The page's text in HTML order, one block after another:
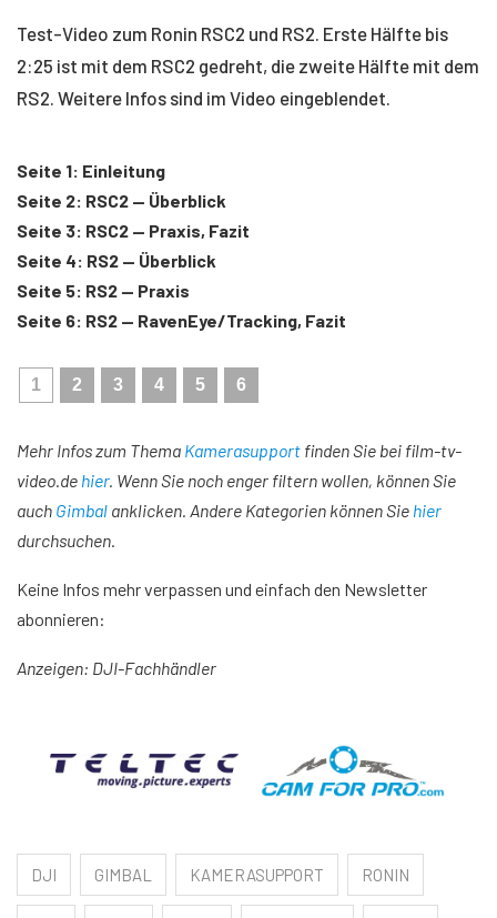
Test-Video zum Ronin RSC2 und RS2. Erste Hälfte bis
2:25 ist mit dem RSC2 gedreht, die zweite Hälfte mit dem
RS2. Weitere Infos sind im Video eingeblendet.
Seite 1: Einleitung
Seite 2: RSC2 — Überblick
Seite 3: RSC2 — Praxis, Fazit
Seite 4: RS2 — Überblick
Seite 5: RS2 — Praxis
Seite 6: RS2 — RavenEye/Tracking, Fazit
1 2 3 4 5 6
Mehr Infos zum Thema Kamerasupport finden Sie bei film-tv-
video.de hier. Wenn Sie noch enger filtern wollen, können Sie
auch Gimbal anklicken. Andere Kategorien können Sie hier
durchsuchen.
Keine Infos mehr verpassen und einfach den Newsletter
abonnieren:
Anzeigen: DJI-Fachhändler
DJI GIMBAL KAMERASUPPORT RONIN